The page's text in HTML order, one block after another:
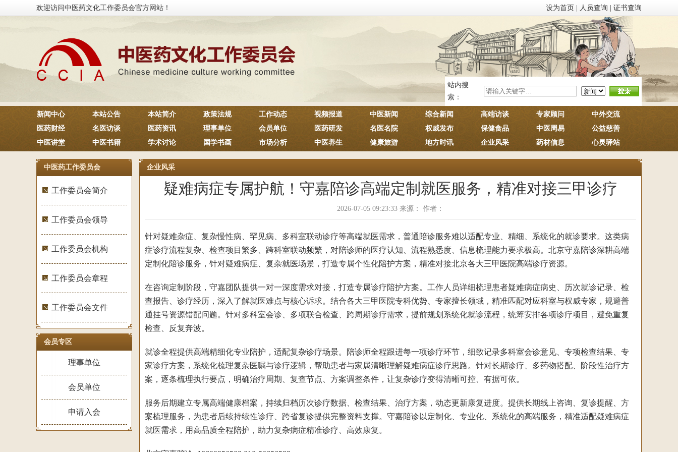
欢迎访问中医药文化工作委员会官方网站！ 设为首页 人员查询 证书查询
站内搜
索：
新闻中心 本站公告 本站简介 政策法规 工作动态 视频报道 中医新闻 综合新闻 高端访谈 专家顾问
中外交流
医药财经
名医访谈 医药资讯 理事单位 会员单位 医药研发 名医名院 权威发布 保健食品 中医周易
公益慈善
中医讲堂
中医书籍 学术讨论 国学书画 市场分析 中医养生 健康旅游 地方时讯 企业风采 药材信息 心灵驿站
中医药工作委员会
工作委员会简介
工作委员会领导
工作委员会机构
工作委员会章程
工作委员会文件
会员专区
理事单位
会员单位
申请入会
企业风采
疑难病症专属护航！守嘉陪诊高端定制就医服务，精准对接三甲诊疗
2026-07-05 09:23:33 来源： 作者：
​针对疑难杂症、复杂慢性病、罕见病、多科室联动诊疗等高端就医需求，普通陪诊服务难以适配专业、精细、系统化的就诊要求。这类病
症诊疗流程复杂、检查项目繁多、跨科室联动频繁，对陪诊师的医疗认知、流程熟悉度、信息梳理能力要求极高。北京守嘉陪诊深耕高端
定制化陪诊服务，针对疑难病症、复杂就医场景，打造专属个性化陪护方案，精准对接北京各大三甲医院高端诊疗资源。
在咨询定制阶段，守嘉团队提供一对一深度需求对接，打造专属诊疗陪护方案。工作人员详细梳理患者疑难病症病史、历次就诊记录、检
查报告、诊疗经历，深入了解就医难点与核心诉求。结合各大三甲医院专科优势、专家擅长领域，精准匹配对应科室与权威专家，规避普
通挂号资源错配问题。针对多科室会诊、多项联合检查、跨周期诊疗需求，提前规划系统化就诊流程，统筹安排各项诊疗项目，避免重复
检查、反复奔波。
就诊全程提供高端精细化专业陪护，适配复杂诊疗场景。陪诊师全程跟进每一项诊疗环节，细致记录多科室会诊意见、专项检查结果、专
家诊疗方案，系统化梳理复杂医嘱与诊疗逻辑，帮助患者与家属清晰理解疑难病症诊疗思路。针对长期诊疗、多药物搭配、阶段性治疗方
案，逐条梳理执行要点，明确治疗周期、复查节点、方案调整条件，让复杂诊疗变得清晰可控、有据可依。
服务后期建立专属高端健康档案，持续归档历次诊疗数据、检查结果、治疗方案，动态更新康复进度。提供长期线上咨询、复诊提醒、方
案梳理服务，为患者后续持续性诊疗、跨省复诊提供完整资料支撑。守嘉陪诊以定制化、专业化、系统化的高端服务，精准适配疑难病症
就医需求，用高品质全程陪护，助力复杂病症精准诊疗、高效康复。